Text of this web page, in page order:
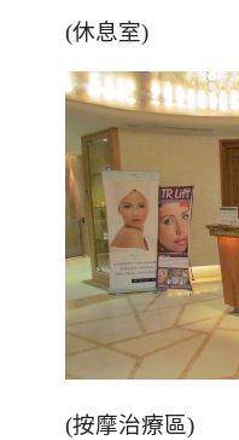
(休息室)
(按摩治療區)